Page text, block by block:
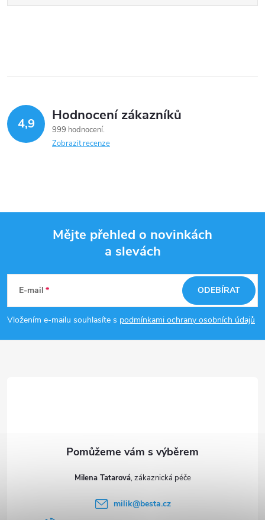
4,9 Hodnocení zákazníků
999 hodnocení
Zobrazit recenze
p
a
Mějte přehled o novinkách
a slevách
E-mail
Vložením e-mailu souhlasíte s podmínkami ochrany osobních údajů
ODEBÍRAT
Milena Tatarová
milik@besta.cz